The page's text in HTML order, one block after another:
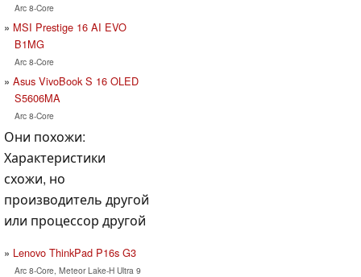
Arc 8-Core
MSI Prestige 16 AI EVO
B1MG
Arc 8-Core
Asus VivoBook S 16 OLED
S5606MA
Arc 8-Core
Они похожи:
Характеристики
схожи, но
производитель другой
или процессор другой
Lenovo ThinkPad P16s G3
Arc 8-Core, Meteor Lake-H Ultra 9